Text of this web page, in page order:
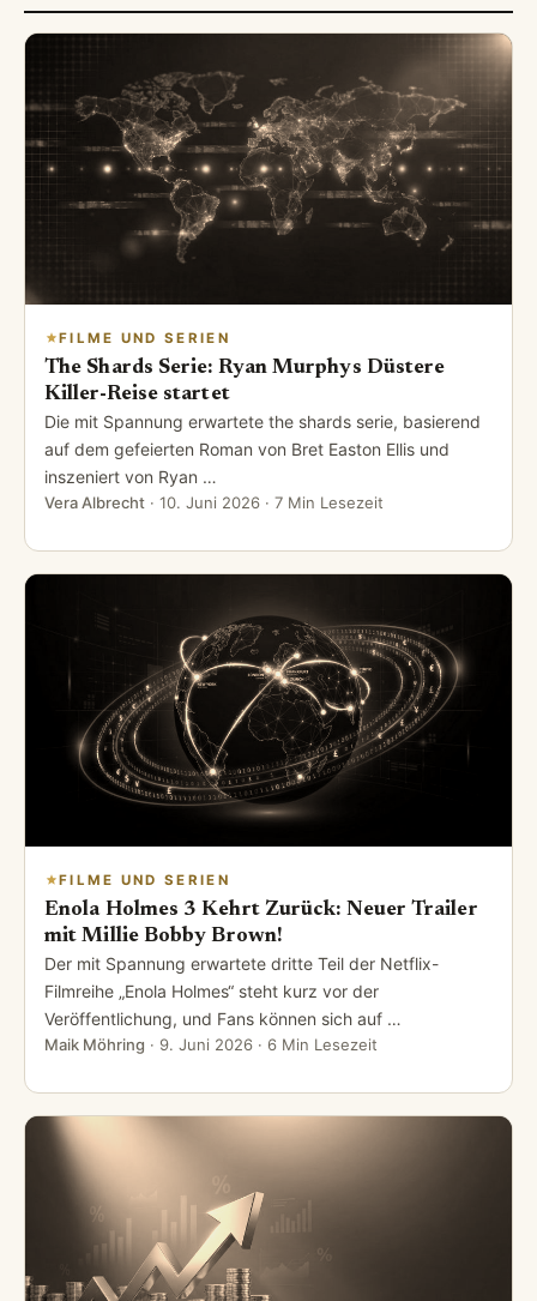
FILME UND SERIEN
The Shards Serie: Ryan Murphys Düstere
Killer-Reise startet
Die mit Spannung erwartete the shards serie, basierend
auf dem gefeierten Roman von Bret Easton Ellis und
inszeniert von Ryan …
Vera Albrecht · 10. Juni 2026 · 7 Min Lesezeit
FILME UND SERIEN
Enola Holmes 3 Kehrt Zurück: Neuer Trailer
mit Millie Bobby Brown!
Der mit Spannung erwartete dritte Teil der Netflix-
Filmreihe „Enola Holmes“ steht kurz vor der
Veröffentlichung, und Fans können sich auf …
Maik Möhring · 9. Juni 2026 · 6 Min Lesezeit